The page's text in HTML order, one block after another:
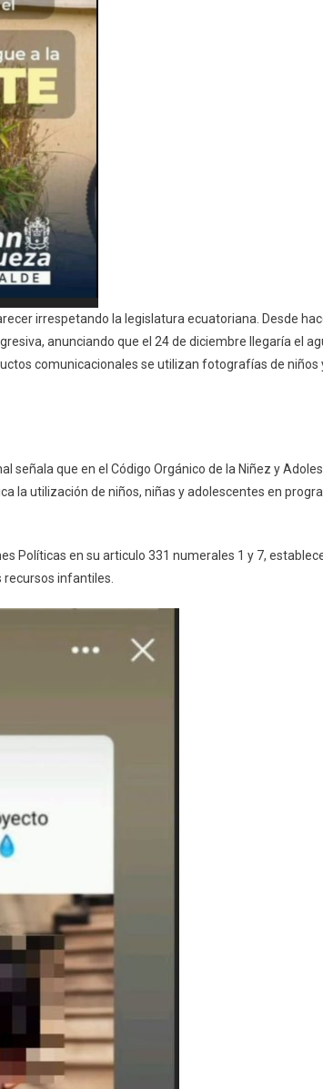
irrespetando la legislatura ecuatoriana. Desde
anunciando que el 24 de diciembre llegaría el
comunicacionales se utilizan fotografías de niños
señala que en el Código Orgánico de la Niñez y
la utilización de niños, niñas y adolescentes en
Políticas en su articulo 331 numerales 1 y 7,
infantiles.